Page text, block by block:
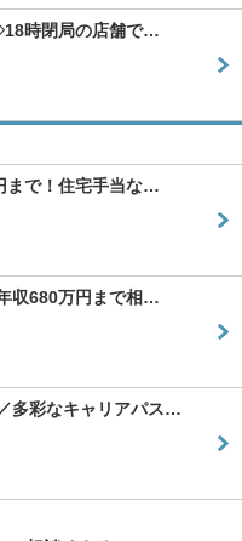
時閉局の店舗で…
で！住宅手当な…
収680万円まで相…
多彩なキャリアパス…